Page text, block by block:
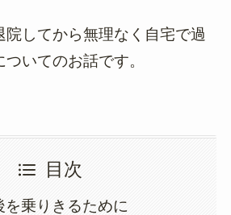
院してから無理なく自宅で過
いてのお話です。
目次
を乗りきるために